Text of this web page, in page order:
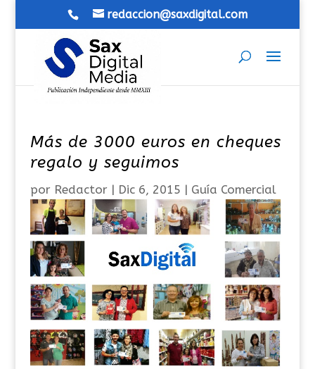
redaccion@saxdigital.com
Más de 3000 euros en cheques
regalo y seguimos
por Redactor| Dic 6, 2015 | Guía Comercial